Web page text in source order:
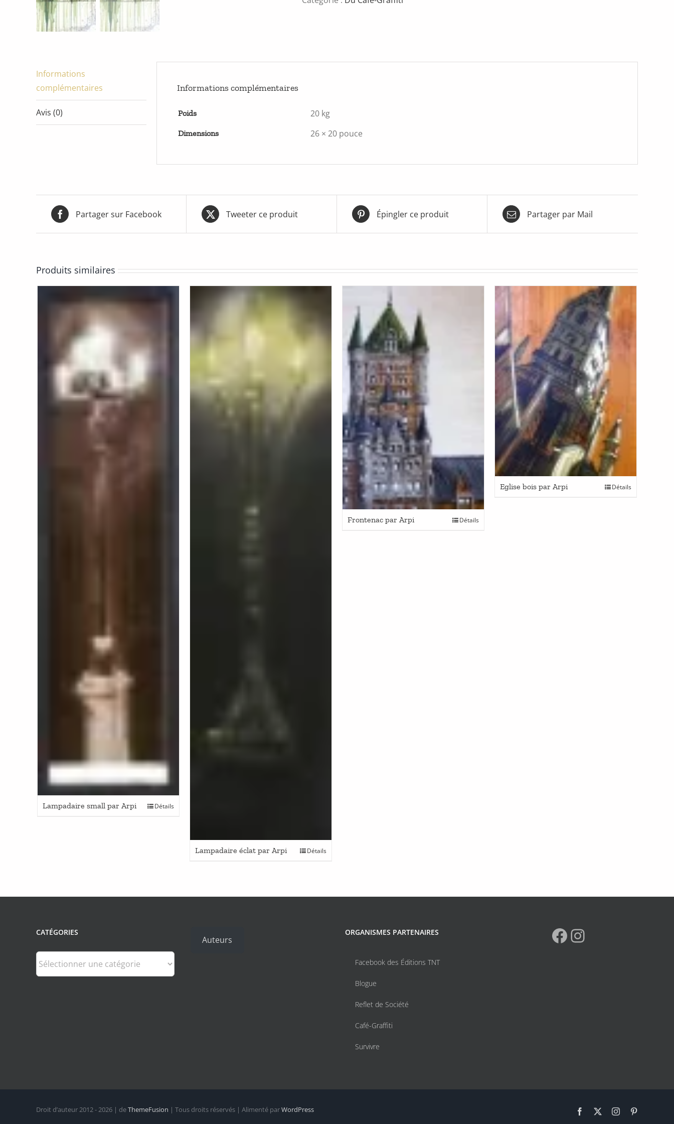
Informations
complémentaires
Avis (0)
Informations complémentaires
Poids 20 kg
Dimensions 26 × 20 pouce
Partager sur Facebook Tweeter ce produit Épingler ce produit Partager par Mail
Produits similaires
Lampadaire small par Arpi Détails
Lampadaire éclat par Arpi Détails
Frontenac par Arpi Détails
Eglise bois par Arpi Détails
CATÉGORIES
Catégories
Auteurs
ORGANISMES PARTENAIRES
Facebook des Éditions TNT
Blogue
Reflet de Société
Café-Graffiti
Survivre
Facebook
Droit d’auteur 2012 - 2026 | deThemeFusion | Tous droits réservés | Alimenté parWordPress Facebook Instagram